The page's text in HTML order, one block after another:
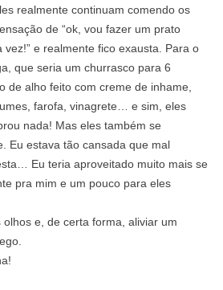
realmente continuam comendo os
de “ok, vou fazer um prato
vez!” e realmente fico exausta. Para o
que seria um churrasco para 6
de alho feito com creme de inhame,
farofa, vinagrete… e sim, eles
nada! Mas eles também se
Eu estava tão cansada que mal
Eu teria aproveitado muito mais se
pra mim e um pouco para eles
e, de certa forma, aliviar um